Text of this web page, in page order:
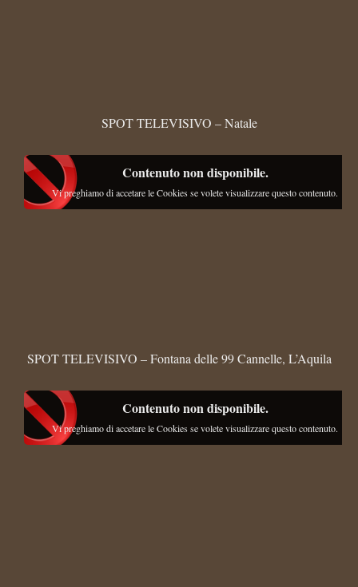
SPOT TELEVISIVO – Natale
Contenuto non disponibile.
Vi preghiamo di accetare le Cookies se volete visualizzare questo contenuto.
SPOT TELEVISIVO – Fontana delle 99 Cannelle, L’Aquila
Contenuto non disponibile.
Vi preghiamo di accetare le Cookies se volete visualizzare questo contenuto.